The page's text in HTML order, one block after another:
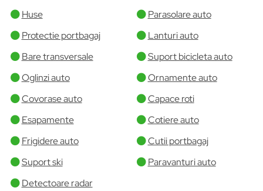
Huse
Parasolare auto
Protectie portbagaj
Lanturi auto
Bare transversale
Suport bicicleta auto
Oglinzi auto
Ornamente auto
Covorase auto
Capace roti
Esapamente
Cotiere auto
Frigidere auto
Cutii portbagaj
Suport ski
Paravanturi auto
Detectoare radar